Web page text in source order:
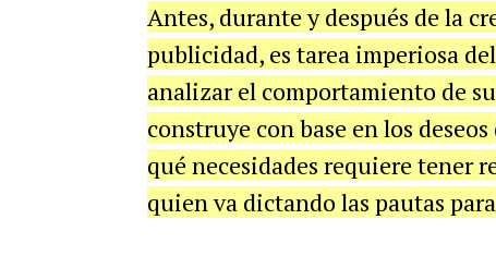
Antes, durante y después de la
publicidad, es tarea imperiosa
analizar el comportamiento de
construye con base en los
qué necesidades requiere tener
quien va dictando las pautas